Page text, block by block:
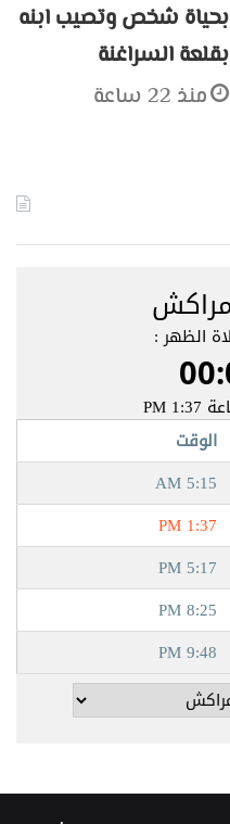
بحياة شخص وتصيب ابنه
بقلعة السراغنة
منذ 22 ساعة